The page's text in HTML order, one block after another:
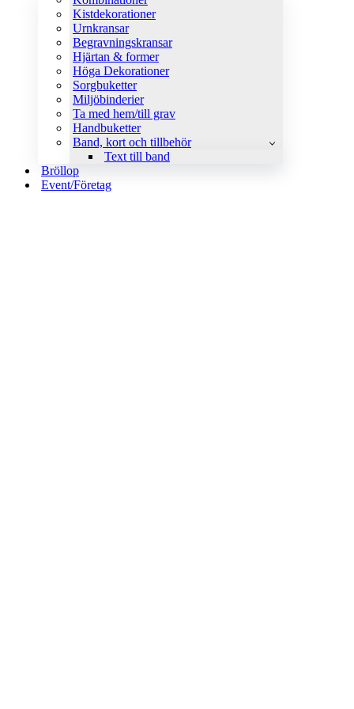
Kistdekorationer
Urnkransar
Begravningskransar
Hjärtan & former
Höga Dekorationer
Sorgbuketter
Miljöbinderier
Ta med hem/till grav
Handbuketter
Band, kort och tillbehör
Text till band
Bröllop
Event/Företag